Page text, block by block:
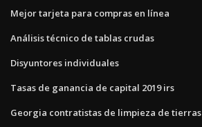
Mejor tarjeta para compras en línea
Análisis técnico de tablas crudas
Disyuntores individuales
Tasas de ganancia de capital 2019 irs
Georgia contratistas de limpieza de tierras